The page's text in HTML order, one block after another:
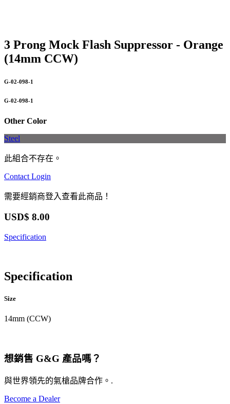
3 Prong Mock Flash Suppressor - Orange
(14mm CCW)
G-02-098-1
G-02-098-1
Other Color
Steel
此組合不存在。
Contact Login
需要經銷商登入查看此商品！
USD$ 8.00
Specification
Specification
Size
14mm (CCW)
想銷售 G&G 產品嗎？
與世界領先的氣槍品牌合作。.
Become a Dealer